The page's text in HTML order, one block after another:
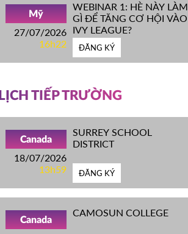
Mỹ
27/07/2026
16h22
WEBINAR 1: HÈ NÀY LÀM
GÌ ĐỂ TĂNG CƠ HỘI VÀO
IVY LEAGUE?
ĐĂNG KÝ
LỊCH TIẾP TRƯỜNG
Canada
18/07/2026
13h59
SURREY SCHOOL
DISTRICT
ĐĂNG KÝ
Canada
CAMOSUN COLLEGE